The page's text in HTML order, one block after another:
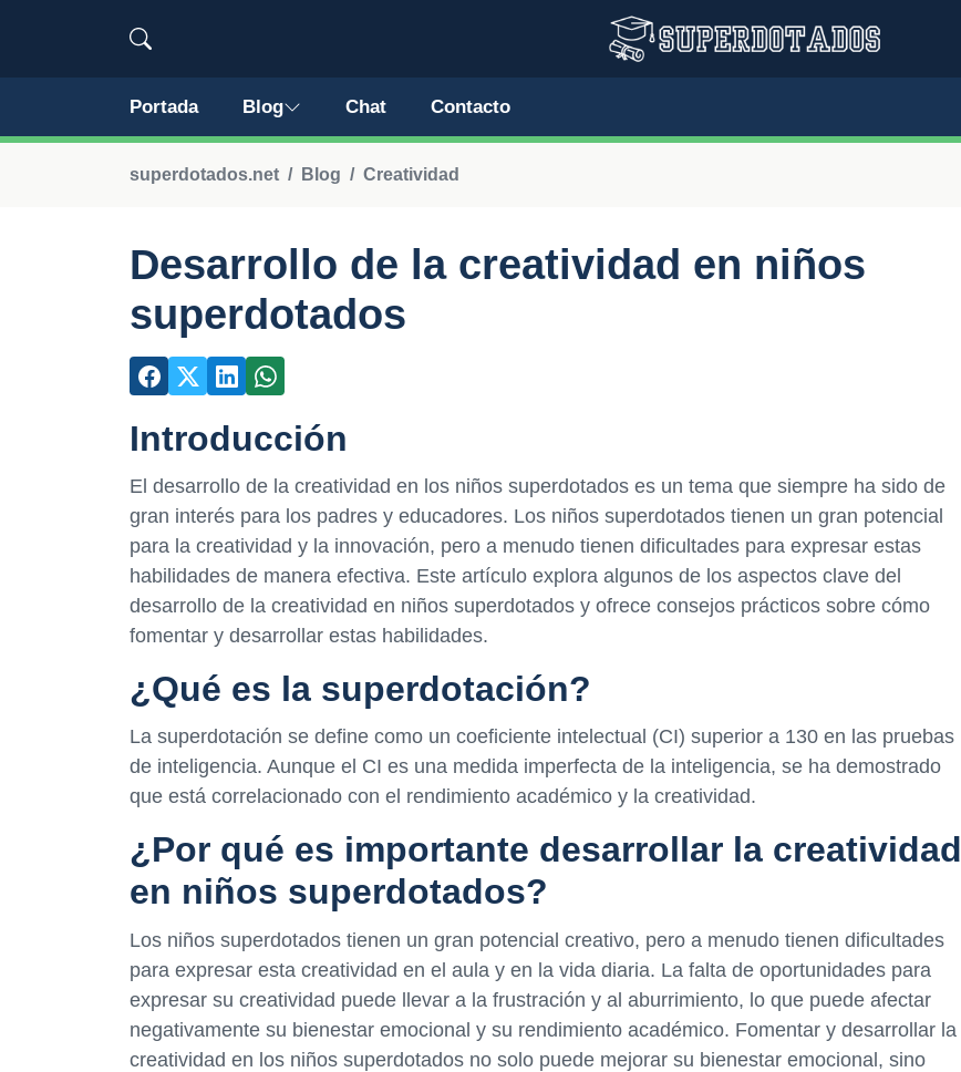
Portada Blog Chat Contacto
superdotados.net Blog Creatividad
Desarrollo de la creatividad en niños
superdotados
Introducción
El desarrollo de la creatividad en los niños superdotados es un tema que siempre ha sido de
gran interés para los padres y educadores. Los niños superdotados tienen un gran potencial
para la creatividad y la innovación, pero a menudo tienen dificultades para expresar estas
habilidades de manera efectiva. Este artículo explora algunos de los aspectos clave del
desarrollo de la creatividad en niños superdotados y ofrece consejos prácticos sobre cómo
fomentar y desarrollar estas habilidades.
¿Qué es la superdotación?
La superdotación se define como un coeficiente intelectual (CI) superior a 130 en las pruebas
de inteligencia. Aunque el CI es una medida imperfecta de la inteligencia, se ha demostrado
que está correlacionado con el rendimiento académico y la creatividad.
¿Por qué es importante desarrollar la creatividad
en niños superdotados?
Los niños superdotados tienen un gran potencial creativo, pero a menudo tienen dificultades
para expresar esta creatividad en el aula y en la vida diaria. La falta de oportunidades para
expresar su creatividad puede llevar a la frustración y al aburrimiento, lo que puede afectar
negativamente su bienestar emocional y su rendimiento académico. Fomentar y desarrollar la
creatividad en los niños superdotados no solo puede mejorar su bienestar emocional, sino